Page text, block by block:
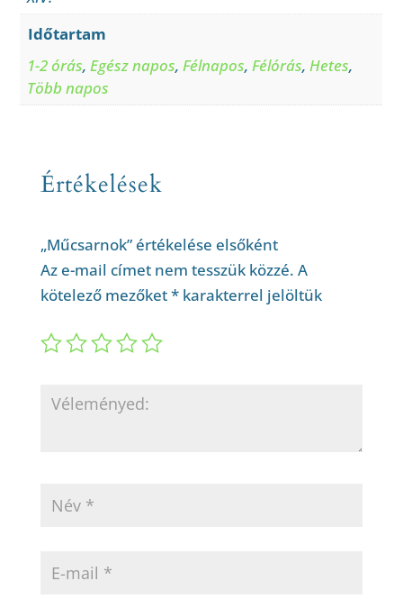
Időtartam
1-2 órás,Egész napos,Félnapos,Félórás,Hetes,
Több napos
Értékelések
„Műcsarnok” értékelése elsőként
Az e-mail címet nem tesszük közzé. A
kötelező mezőket*karakterrel jelöltük